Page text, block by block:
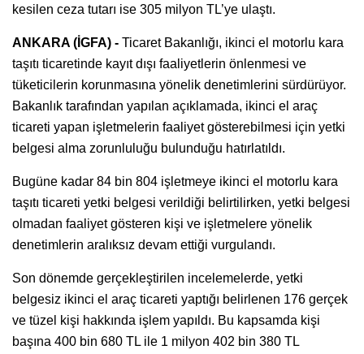
kesilen ceza tutarı ise 305 milyon TL’ye ulaştı.
ANKARA (İGFA) - Ticaret Bakanlığı, ikinci el motorlu kara
taşıtı ticaretinde kayıt dışı faaliyetlerin önlenmesi ve
tüketicilerin korunmasına yönelik denetimlerini sürdürüyor.
Bakanlık tarafından yapılan açıklamada, ikinci el araç
ticareti yapan işletmelerin faaliyet gösterebilmesi için yetki
belgesi alma zorunluluğu bulunduğu hatırlatıldı.
Bugüne kadar 84 bin 804 işletmeye ikinci el motorlu kara
taşıtı ticareti yetki belgesi verildiği belirtilirken, yetki belgesi
olmadan faaliyet gösteren kişi ve işletmelere yönelik
denetimlerin aralıksız devam ettiği vurgulandı.
Son dönemde gerçekleştirilen incelemelerde, yetki
belgesiz ikinci el araç ticareti yaptığı belirlenen 176 gerçek
ve tüzel kişi hakkında işlem yapıldı. Bu kapsamda kişi
başına 400 bin 680 TL ile 1 milyon 402 bin 380 TL